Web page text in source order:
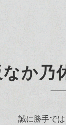
か乃
誠に勝手で